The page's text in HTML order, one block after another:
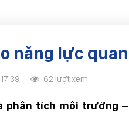
năng lực
17:39 62 lượt xem
phân tích môi trường